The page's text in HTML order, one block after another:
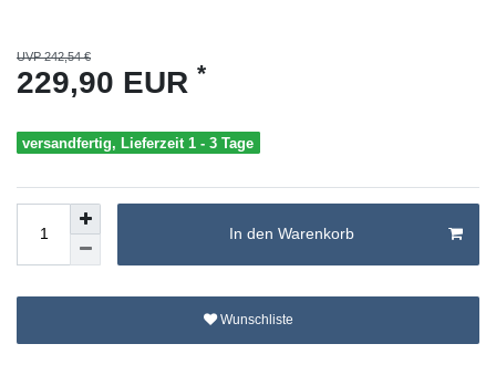
UVP 242,54 €
229,90 EUR *
versandfertig, Lieferzeit 1 - 3 Tage
In den Warenkorb
Wunschliste